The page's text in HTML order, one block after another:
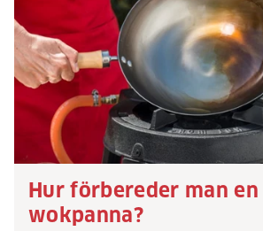
Hur förbereder man en
wokpanna?